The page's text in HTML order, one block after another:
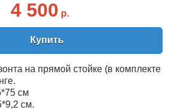
4 500 р.
Купить
на прямой стойке (в комплекте
см
см.